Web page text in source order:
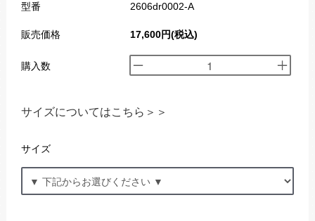
型番 2606dr0002-A
販売価格 17,600円(税込)
購入数
サイズについてはこちら＞＞
サイズ